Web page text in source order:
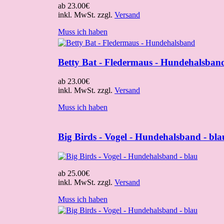
ab 23.00€
inkl. MwSt. zzgl. Versand
Muss ich haben
Betty Bat - Fledermaus -
ab 23.00€
inkl. MwSt. zzgl. Versand
Muss ich haben
Big Birds - Vogel - Hundehalsband -
ab 25.00€
inkl. MwSt. zzgl. Versand
Muss ich haben